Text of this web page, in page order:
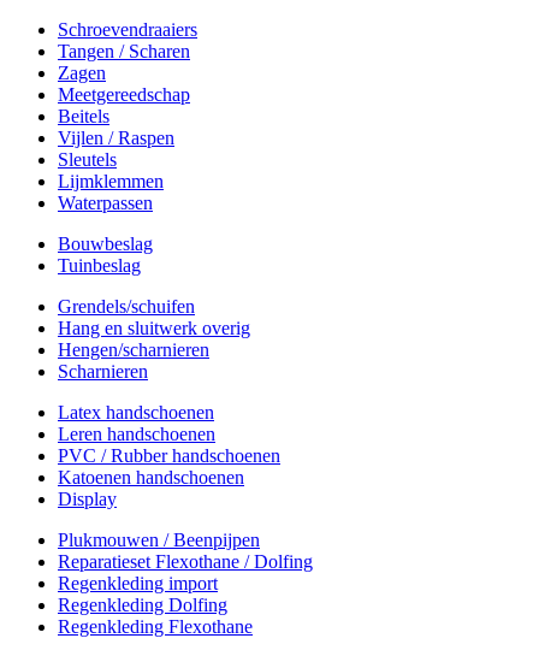
Schroevendraaiers
Tangen / Scharen
Zagen
Meetgereedschap
Beitels
Vijlen / Raspen
Sleutels
Lijmklemmen
Waterpassen
Bouwbeslag
Tuinbeslag
Grendels/schuifen
Hang en sluitwerk overig
Hengen/scharnieren
Scharnieren
Latex handschoenen
Leren handschoenen
PVC / Rubber handschoenen
Katoenen handschoenen
Display
Plukmouwen / Beenpijpen
Reparatieset Flexothane / Dolfing
Regenkleding import
Regenkleding Dolfing
Regenkleding Flexothane